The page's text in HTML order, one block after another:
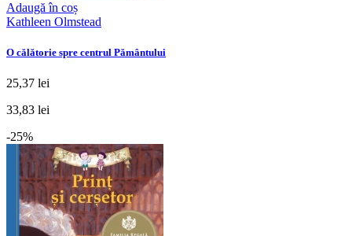
Adaugă în coș
Kathleen Olmstead
O călătorie spre centrul Pământului
25,37 lei
33,83 lei
-25%